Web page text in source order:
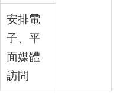
安排電
子、平
面媒體
訪問